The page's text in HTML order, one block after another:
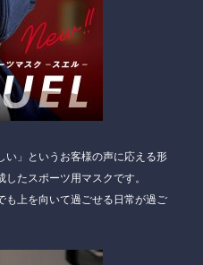
い」というお客様の声に応える形
たスポーツ用マスクです。
も上を向いて過ごせる日常が過ご